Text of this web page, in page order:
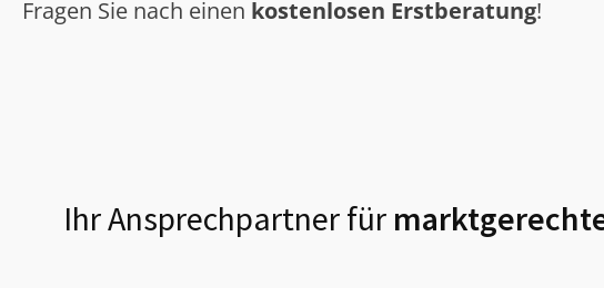
Fragen Sie nach einen kostenlosen Erstberatung!
Ihr Ansprechpartner für